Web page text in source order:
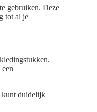
gebruiken. Deze
tot al je
kunt duidelijk